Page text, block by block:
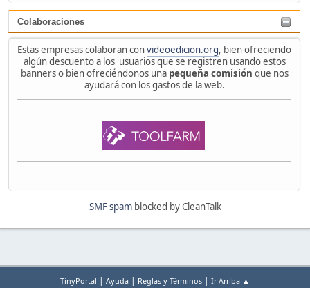
Colaboraciones
Estas empresas colaboran convideoedicion.org, bien ofreciendo
algún descuento a los usuarios que se registren usando estos
banners o bien ofreciéndonos una pequeña comisión que nos
ayudará con los gastos de la web.
SMF spamblocked by CleanTalk
TinyPortal | Ayuda | Reglas y Términos | Ir Arriba ▲